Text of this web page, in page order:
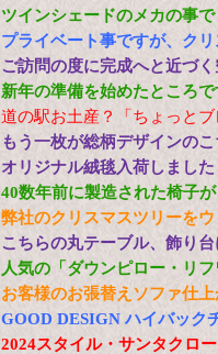
ツインシェードのメカの事で
プライベート事ですが、ク
ご訪問の度に完成へと近づく
新年の準備を始めたところで
道の駅お土産？「ちょっとブ
もう一枚が総柄デザインの
オリジナル絨毯入荷しました
40数年前に製造された椅子
弊社のクリスマスツリーを
こちらの丸テーブル、飾り
人気の「ダウンピロー・リ
お客様のお張替えソファ仕
GOOD DESIGN ハイバッ
2024スタイル・サンタクロ